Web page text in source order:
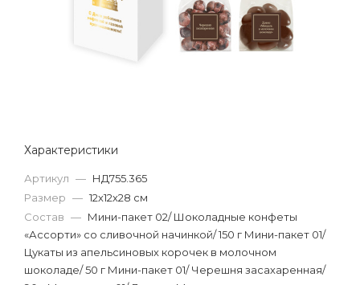
Характеристики
Артикул — НД755.365
Размер — 12х12х28 см
Состав — Мини-пакет 02/ Шоколадные конфеты
«Ассорти» со сливочной начинкой/ 150 г Мини-пакет 01/
Цукаты из апельсиновых корочек в молочном
шоколаде/ 50 г Мини-пакет 01/ Черешня засахаренная/